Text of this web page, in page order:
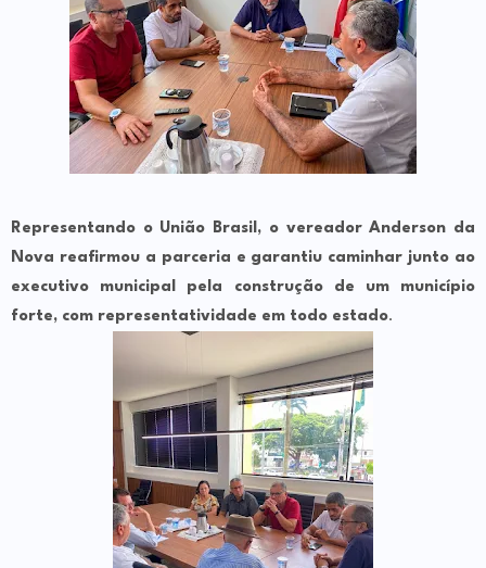
Representando o União Brasil, o vereador Anderson da
Nova reafirmou a parceria e garantiu caminhar junto ao
executivo municipal pela construção de um município
forte, com representatividade em todo estado.